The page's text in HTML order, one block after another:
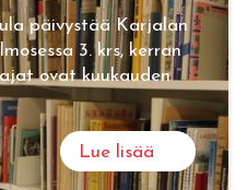
päivystää Karjalan
3. krs, kerran
ovat kuukauden
Lue lisää